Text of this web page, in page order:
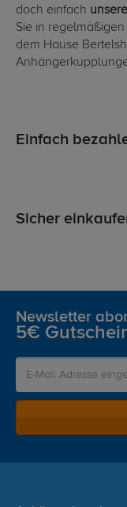
doch einfach
Sie in
dem Hause
Einfach
Sicher
Newsletter
5€